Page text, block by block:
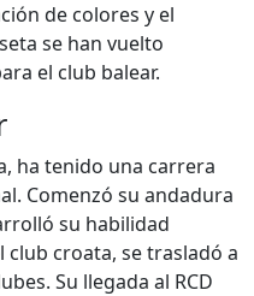
de colores y el
se han vuelto
el club balear.
ha tenido una carrera
Comenzó su andadura
su habilidad
club croata, se trasladó a
Su llegada al RCD